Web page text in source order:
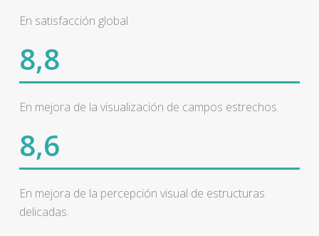
En satisfacción global
8,8
En mejora de la visualización de campos estrechos.
8,6
En mejora de la percepción visual de estructuras
delicadas.